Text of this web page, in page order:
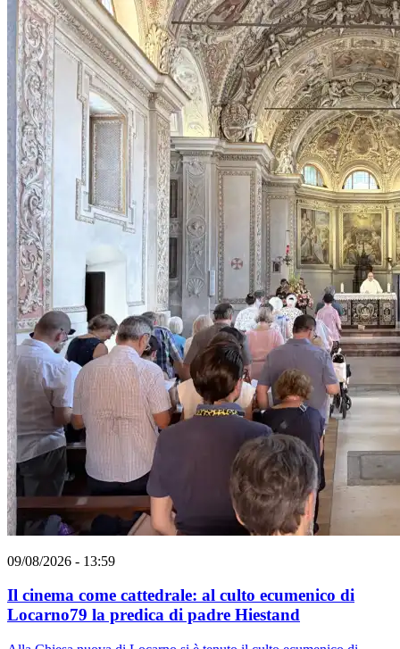
09/08/2026 - 13:59
Il cinema come cattedrale: al culto ecumenico di
Locarno79 la predica di padre Hiestand